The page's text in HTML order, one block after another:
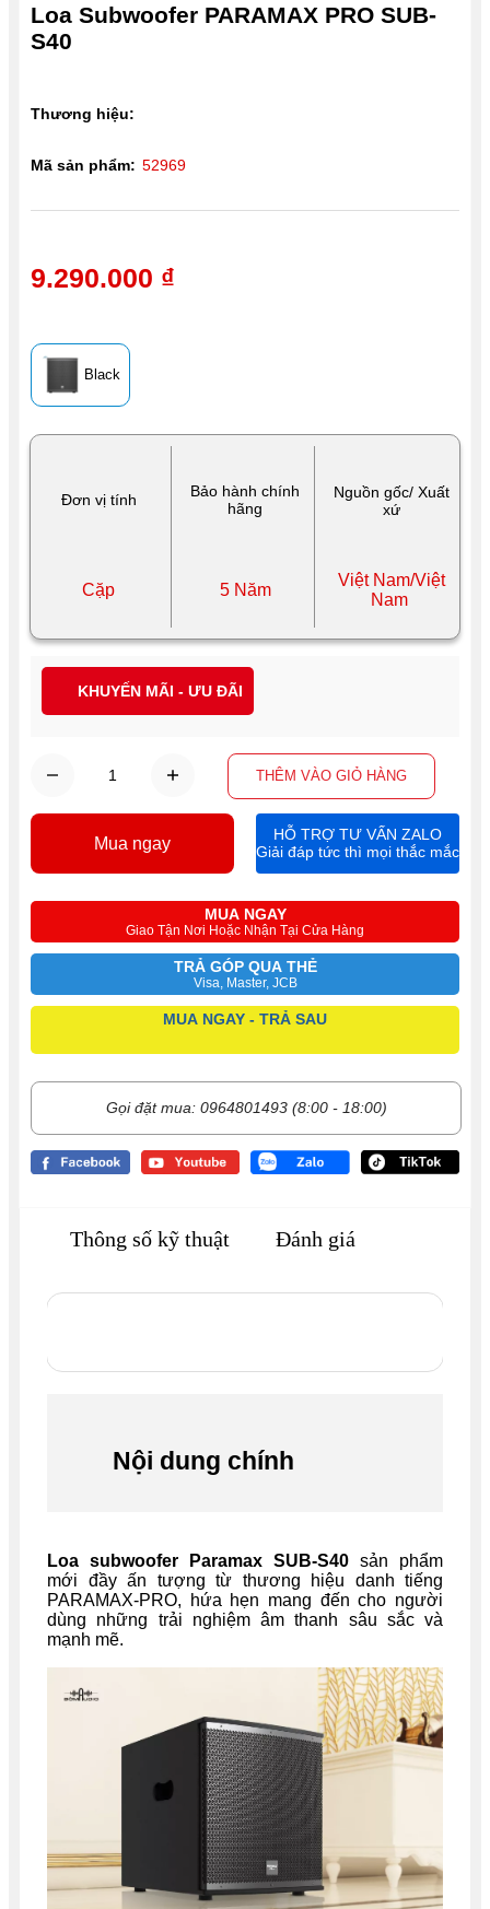
Đơn vị tính
Bảo hành chính
hãng
Nguồn gốc/ Xuất
xứ
Cặp 5 Năm
Việt Nam/Việt
Nam
Loa Subwoofer PARAMAX PRO SUB-
S40
Black
THÊM VÀO GIỎ HÀNG
MUA NGAY
Giao Tận Nơi Hoặc Nhận Tại Cửa Hàng
TRẢ GÓP QUA THẺ
Visa, Master, JCB
MUA NGAY - TRẢ SAU
Gọi đặt mua: 0964801493 (8:00 - 18:00)
9.290.000 ₫
Thương hiệu:
Mã sản phẩm: 52969
Mua ngay
HỖ TRỢ TƯ VẤN ZALO
Giải đáp tức thì mọi thắc mắc
KHUYẾN MÃI - ƯU ĐÃI
Thông số kỹ thuật Đánh giá
Nội dung chính
Loa subwoofer Paramax SUB-S40 sản phẩm
mới đầy ấn tượng từ thương hiệu danh tiếng
PARAMAX-PRO, hứa hẹn mang đến cho người
dùng những trải nghiệm âm thanh sâu sắc và
mạnh mẽ.